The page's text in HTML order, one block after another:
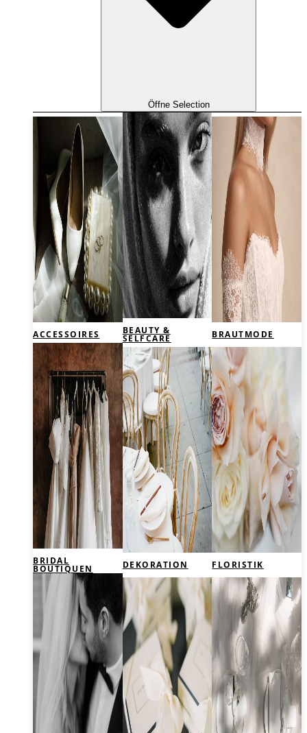
Öffne Selection
ACCESSOIRES
BEAUTY &
SELFCARE
BRAUTMODE
BRIDAL
BOUTIQUEN
DEKORATION FLORISTIK